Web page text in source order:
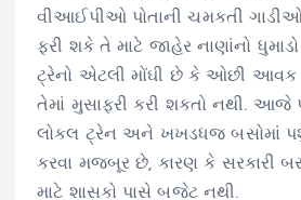
વીઆઈપીઓ પોતાની ચમકતી
ફરી શકે તે માટે જાહેર નાણાંનો
ટ્રેનો એટલી મોંઘી છે કે ઓછી આવક
તેમાં મુસાફરી કરી શકતો નથી. આજે
લોકલ ટ્રેન અને ખખડધજ બસોમાં
કરવા મજબૂર છે, કારણ કે સરકારી
માટે શાસકો પાસે બજેટ નથી.